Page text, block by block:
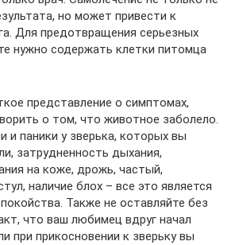
но может привести к
Для предотвращения серьезных
нужно содержать клетки питомца
представление о симптомах,
о том, что животное заболело.
и паники у зверька, которых вы
затрудненность дыхания,
на коже, дрожь, частый,
наличие блох – все это является
Также не оставляйте без
что ваш любимец вдруг начал
при прикосновении к зверьку вы